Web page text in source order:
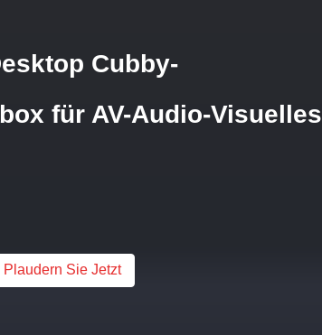
Cubby-
für AV-Audio-Visuelles
Plaudern Sie Jetzt